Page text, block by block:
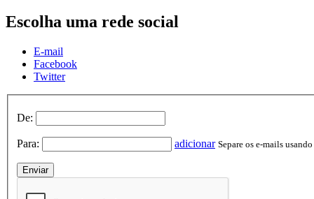
Escolha uma rede social
E-mail
Facebook
Twitter
De:
Para: adicionar Separe os e-mails